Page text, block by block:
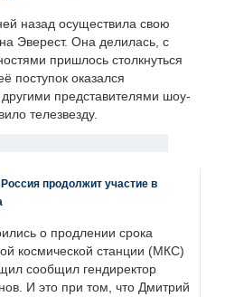
назад осуществила свою
Эверест. Она делилась, с
пришлось столкнуться
поступок оказался
представителями шоу-
телезвезду.
продолжит участие в
о продлении срока
космической станции (МКС)
сообщил гендиректор
И это при том, что Дмитрий